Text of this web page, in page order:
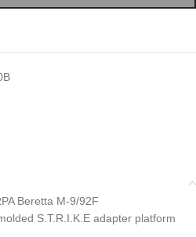
Beretta M-9/92F
S.T.R.I.K.E adapter platform